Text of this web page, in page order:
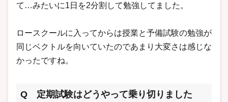
て…みたいに1日を2分割して勉強してました。
ロースクールに入ってからは授業と予備試験の勉強が
同じベクトルを向いていたのであまり大変さは感じな
かったですね。
Q 定期試験はどうやって乗り切りました